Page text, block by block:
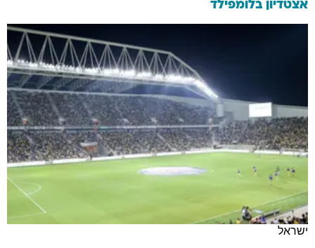
אצטדיון בלומפילד
ישראל